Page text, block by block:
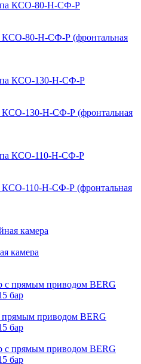
КСО-80-Н-СФ-Р (фронтальная
КСО-130-Н-СФ-Р (фронтальная
КСО-110-Н-СФ-Р (фронтальная
камера
прямым приводом BERG
бар